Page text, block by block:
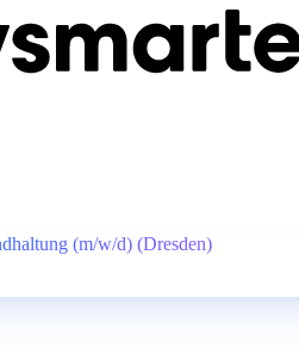
(m/w/d) (Dresden)